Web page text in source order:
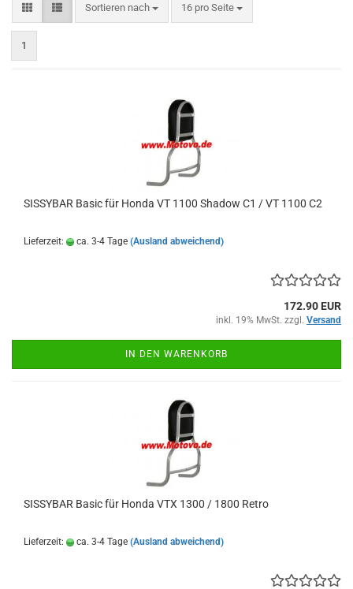
Sortieren nach
Sortieren nach 16 pro Seite
pro Seite
1
SISSYBAR Basic für Honda VT 1100 Shadow C1 / VT 1100 C2
Lieferzeit: ca. 3-4 Tage (Ausland abweichend)
172.90 EUR
inkl. 19% MwSt. zzgl. Versand
IN DEN WARENKORB
SISSYBAR Basic für Honda VTX 1300 / 1800 Retro
Lieferzeit: ca. 3-4 Tage (Ausland abweichend)